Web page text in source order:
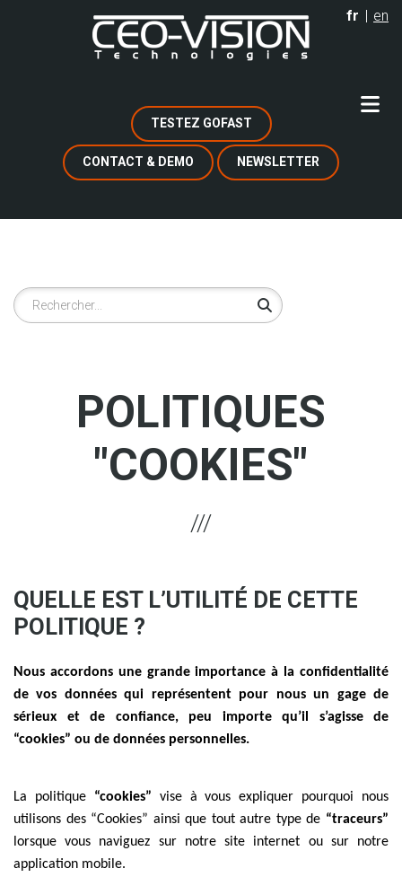
fr en
TESTEZ GOFAST
CONTACT & DEMO NEWSLETTER
Rechercher
POLITIQUES
"COOKIES"
QUELLE EST L’UTILITÉ DE CETTE
POLITIQUE ?
Nous accordons une grande importance à la confidentialité
de vos données qui représentent pour nous un gage de
sérieux et de confiance, peu importe qu’il s’agisse de
“cookies” ou de données personnelles.
La politique “cookies” vise à vous expliquer pourquoi nous
utilisons des “Cookies” ainsi que tout autre type de “traceurs”
lorsque vous naviguez sur notre site internet ou sur notre
application mobile.